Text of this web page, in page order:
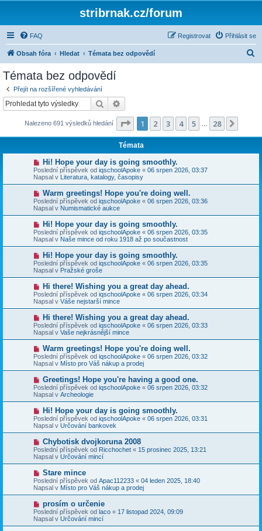
stribrnak.cz/forum
FAQ Přihlásit se
Registrovat
Obsah fóra Hledat Témata bez odpovědí
Témata bez odpovědí
Přejít na rozšířené vyhledávání
Hledat
Nalezeno 691 výsledků hledání Stránka z 28
1 2 3 4 5 28
Témata
N
o
v
ý
p
í
s
p
v
e
k
Hi! Hope your day is going smoothly.
Poslední příspěvek od iqschoolApoke « 06 srpen 2026, 03:37
Napsal v Literatura, katalogy, časopisy
N
o
v
ý
p
í
s
p
v
e
k
Warm greetings! Hope you're doing well.
Poslední příspěvek od iqschoolApoke « 06 srpen 2026, 03:36
Napsal v Numismatické aukce
N
o
v
ý
p
í
s
p
v
e
k
Hi! Hope your day is going smoothly.
Poslední příspěvek od iqschoolApoke « 06 srpen 2026, 03:35
Napsal v Naše mince od roku 1918 až po součastnost
N
o
v
ý
p
í
s
p
v
e
k
Hi! Hope your day is going smoothly.
Poslední příspěvek od iqschoolApoke « 06 srpen 2026, 03:35
Napsal v Pražské groše
N
o
v
ý
p
í
s
p
ě
v
e
k
Hi there! Wishing you a great day ahead.
Poslední příspěvek od iqschoolApoke « 06 srpen 2026, 03:34
Napsal v Váše nejstarší mince
N
o
v
ý
p
í
s
p
ě
v
e
k
Hi there! Wishing you a great day ahead.
Poslední příspěvek od iqschoolApoke « 06 srpen 2026, 03:33
Napsal v Vaše nejkrásnější mince
N
o
v
ý
í
s
p
v
e
k
Warm greetings! Hope you're doing well.
Poslední příspěvek od iqschoolApoke « 06 srpen 2026, 03:32
Napsal v Místo pro Váš nákup a prodej
N
o
v
ý
p
í
s
p
ě
v
e
k
Greetings! Hope you're having a good one.
Poslední příspěvek od iqschoolApoke « 06 srpen 2026, 03:32
Napsal v Archeologie
N
o
v
ý
í
s
p
ě
v
e
k
Hi! Hope your day is going smoothly.
Poslední příspěvek od iqschoolApoke « 06 srpen 2026, 03:31
Napsal v Určování bankovek
N
o
v
ý
p
í
s
p
ě
v
e
k
Chybotisk dvojkoruna 2008
Poslední příspěvek od Ricchochet « 15 prosinec 2025, 13:21
Napsal v Určování mincí
N
o
v
ý
í
s
p
Stare mince
Poslední příspěvek od Apac112233 « 04 leden 2025, 18:40
Napsal v Místo pro Váš nákup a prodej
N
o
v
ý
prosím o určenie
Poslední příspěvek od laco « 17 listopad 2024, 09:09
Napsal v Určování mincí